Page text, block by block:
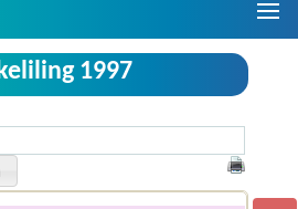
1997